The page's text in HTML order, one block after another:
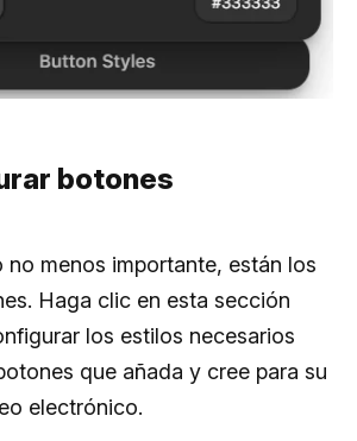
botones
no menos importante, están los
Haga clic en esta sección
los estilos necesarios
que añada y cree para su
electrónico.